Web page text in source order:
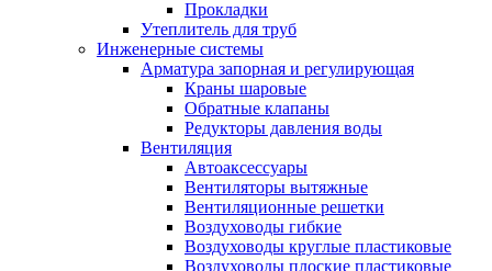
Прокладки
Утеплитель для труб
Инженерные системы
Арматура запорная и регулирующая
Краны шаровые
Обратные клапаны
Редукторы давления воды
Вентиляция
Автоаксессуары
Вентиляторы вытяжные
Вентиляционные решетки
Воздуховоды гибкие
Воздуховоды круглые пластиковые
Воздуховоды плоские пластиковые